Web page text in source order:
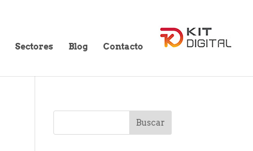
Sectores Blog Contacto